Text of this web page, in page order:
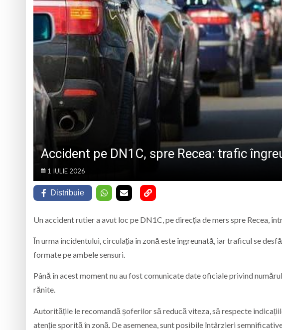
Caravana Cloud Regional Nord-
Trei seri despre gândire, emoții
Eveniment special la Baia Mare,
„Zilele Moiseiului” se vor
Accident pe DN1C, spre Recea: trafic
1 IULIE 2026
Distribuie
Un accident rutier a avut loc pe DN1C, pe direcția de mers spre Recea,
În urma incidentului, circulația în zonă este îngreunată, iar traficul se
formate pe ambele sensuri.
Până în acest moment nu au fost comunicate date oficiale privind
rănite.
Autoritățile le recomandă șoferilor să reducă viteza, să respecte
atenție sporită în zonă. De asemenea, sunt posibile întârzieri